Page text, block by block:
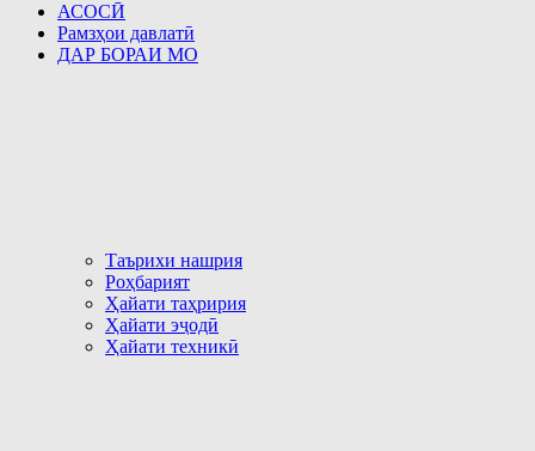
АСОСӢ
Рамзҳои давлатӣ
ДАР БОРАИ МО
Таърихи нашрия
Роҳбарият
Ҳайати таҳририя
Ҳайати эҷодӣ
Ҳайати техникӣ